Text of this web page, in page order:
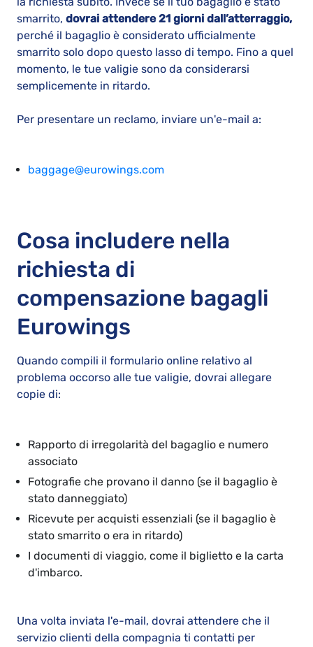
smarrito, dovrai attendere 21 giorni dall’atterraggio,
perché il bagaglio è considerato ufficialmente
smarrito solo dopo questo lasso di tempo. Fino a quel
momento, le tue valigie sono da considerarsi
semplicemente in ritardo.
Per presentare un reclamo, inviare un'e-mail a:
baggage@eurowings.com
Cosa includere nella
richiesta di
compensazione bagagli
Eurowings
Quando compili il formulario online relativo al
problema occorso alle tue valigie, dovrai allegare
copie di:
Rapporto di irregolarità del bagaglio e numero
associato
Fotografie che provano il danno (se il bagaglio è
stato danneggiato)
Ricevute per acquisti essenziali (se il bagaglio è
stato smarrito o era in ritardo)
I documenti di viaggio, come il biglietto e la carta
d'imbarco.
Una volta inviata l'e-mail, dovrai attendere che il
servizio clienti della compagnia ti contatti per